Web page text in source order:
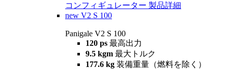
コンフィギュレーター 製品詳細
new V2 S 100
Panigale V2 S 100
120 ps 最高出力
9.5 kgm 最大トルク
177.6 kg 装備重量（燃料を除く）